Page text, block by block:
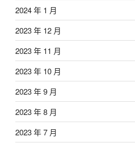
2024 年 1 月
2023 年 12 月
2023 年 11 月
2023 年 10 月
2023 年 9 月
2023 年 8 月
2023 年 7 月